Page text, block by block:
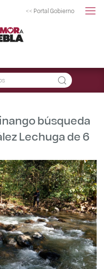
<< Portal Gobierno
búsqueda
Lechuga de 6